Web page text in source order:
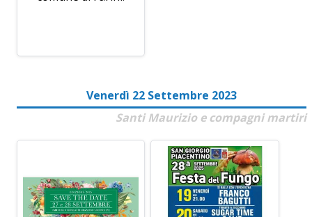
Venerdì 22 Settembre 2023
Santi Maurizio e compagni martiri